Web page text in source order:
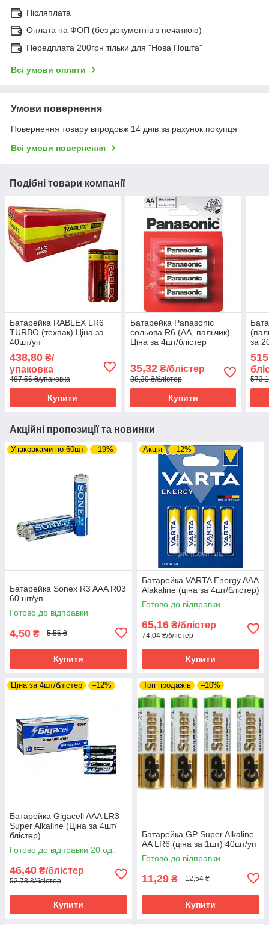
Післяплата
Оплата на ФОП (без документів з печаткою)
Передплата 200грн тільки для "Нова Пошта"
Всі умови оплати
Умови повернення
Повернення товару впродовж 14 днів за рахунок покупця
Всі умови повернення
Подібні товари компанії
Батарейка RABLEX LR6
TURBO (техпак) Ціна за
40шт/уп
438,80 ₴/
упаковка
487,56 ₴/упаковка
Купити
Батарейка Panasonic
сольова R6 (АА, пальчик)
Ціна за 4шт/блістер
35,32₴/блістер
38,39 ₴/блістер
Купити
за
Акційні пропозиції та новинки
Упаковками по 60шт –19%
Батарейка Sonex R3 AAA R03
60 шт/уп
Готово до відправки
4,50 ₴ 5,56 ₴
Купити
Акція –12%
Батарейка VARTA Energy AAA
Alakaline (ціна за 4шт/блістер)
Готово до відправки
65,16 ₴/блістер
74,04 ₴/блістер
Купити
Ціна за 4шт/блістер –12%
Батарейка Gigacell AAA LR3
Super Alkaline (Ціна за 4шт/
блістер)
Готово до відправки 20 од.
46,40 ₴/блістер
52,73 ₴/блістер
Купити
Топ продажів –10%
Батарейка GP Super Alkaline
AA LR6 (ціна за 1шт) 40шт/уп
Готово до відправки
11,29 ₴ 12,54 ₴
Купити